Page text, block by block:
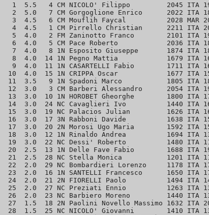
1  5.5   4 CM NICOLO' Filippo         2045 ITA
2  5.0   7 CM Gorgoglione Enrico      2022 ITA
3  4.5   6 CM Mouflih Faycal          2028 MAR
4  4.5   1 CM Pirrello Christian      2211 ITA
5  4.0   2 FM Zaninotto Franco        2101 ITA
6  4.0   5 CM Pace Roberto            2036 ITA
7  4.0   8 1N Esposito Giuseppe       1874 ITA
8  4.0  14 1N Pegno Mattia            1679 ITA
9  4.0  11 1N CASARTELLI Fabio        1711 ITA
10  4.0  15 1N CRIPPA Oscar            1677 ITA
11  3.5   9 1N Spadoni Marco           1805 ITA
12  3.0   3 CM Barberi Alessandro      2054 ITA
13  3.0  10 1N HOROBET Gheorghe        1800 ITA
14  3.0  24 NC Cavaglieri Ivo          1440 ITA
15  3.0  19 NC Palacios Julian         1626 ITA
16  3.0  17 3N Rabboni Davide          1638 ITA
17  3.0  20 2N Morosi Ugo Maria        1592 ITA
18  3.0  12 1N Rinaldo Andrea          1694 ITA
19  3.0  22 NC Dessi' Roberto          1480 ITA
20  2.5  13 1N Delle Fave Fabio        1688 ITA
21  2.5  28 NC Stella Monica           1201 ITA
22  2.0  29 NC Bombardieri Lorenzo     1178 ITA
23  2.0  16 1N SANTELLI Francesco      1650 ITA
24  2.0  21 2N FIORELLI Paolo          1494 ITA
25  2.0  27 NC Preziati Ennio          1263 ITA
26  2.0  23 NC Barbiero Moreno         1440 ITA
27  1.5  18 2N Paolini Novello Massimo 1632 ITA
28  1.5  25 NC NICOLO' Giovanni        1410 ITA